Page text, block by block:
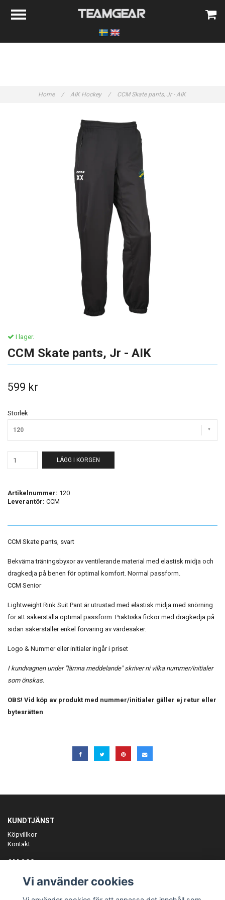
Home / AIK Hockey / CCM Skate pants, Jr - AIK
I lager.
CCM Skate pants, Jr - AIK
599 kr
Storlek
120
LÄGG I KORGEN
Artikelnummer: 120
Leverantör: CCM
CCM Skate pants, svart
Bekväma träningsbyxor av ventilerande material med elastisk midja och
dragkedja på benen för optimal komfort. Normal passform.
CCM Senior
Lightweight Rink Suit Pant är utrustad med elastisk midja med snörning
för att säkerställa optimal passform. Praktiska fickor med dragkedja på
sidan säkerställer enkel förvaring av värdesaker.
Logo & Nummer eller initialer ingår i priset
I kundvagnen under "lämna meddelande" skriver ni vilka nummer/initialer
som önskas.
OBS! Vid köp av produkt med nummer/initialer gäller ej retur eller
bytesrätten
KUNDTJÄNST
Köpvillkor
Kontakt
OM OSS
ANMÄL DIG TILL VÅRT NYHETSBREV
Vi använder cookies